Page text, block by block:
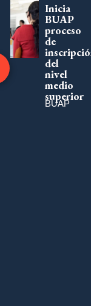
Inicia
BUAP
proceso
de
inscripción
del
nivel
medio
superior
BUAP